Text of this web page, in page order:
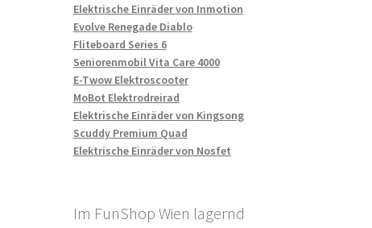
Elektrische Einräder von Inmotion
Evolve Renegade Diablo
Fliteboard Series 6
Seniorenmobil Vita Care 4000
E-Twow Elektroscooter
MoBot Elektrodreirad
Elektrische Einräder von Kingsong
Scuddy Premium Quad
Elektrische Einräder von Nosfet
Im FunShop Wien lagernd